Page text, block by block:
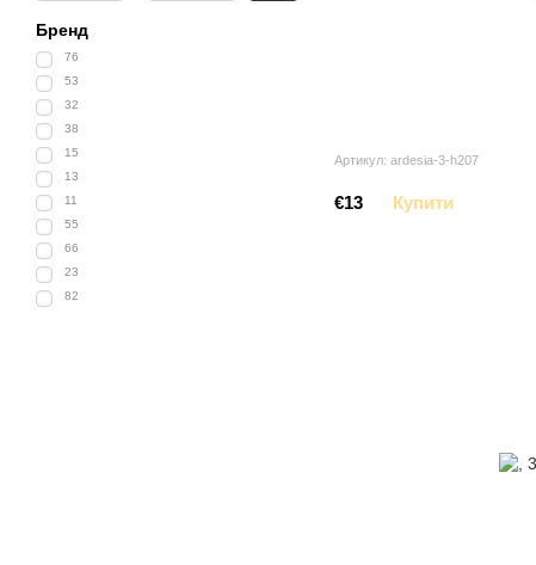
Артикул: ardesia-3-h207
€13 Купити
Бренд
76
53
32
38
15
13
11
55
66
23
82